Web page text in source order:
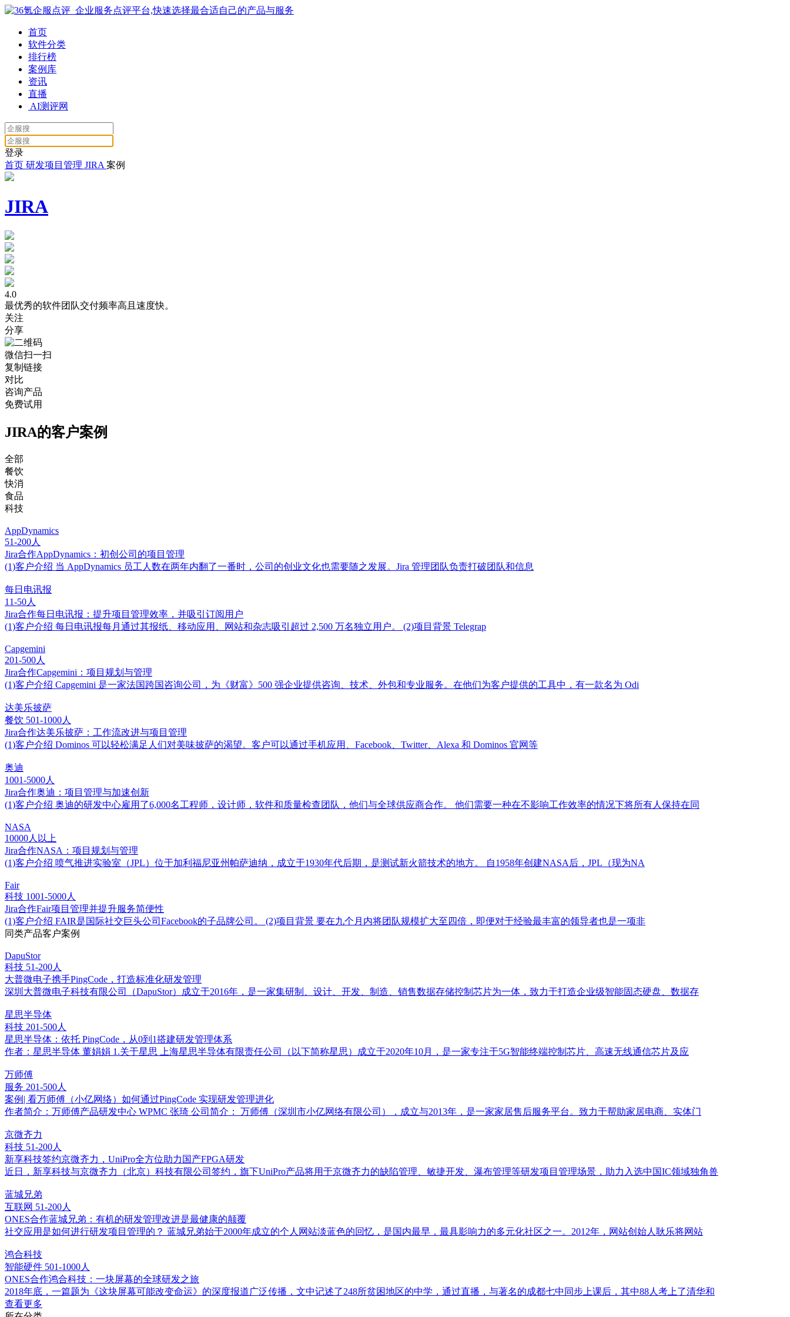
首页
软件分类
排行榜
案例库
资讯
直播
AI测评网
登录
首页 研发项目管理 JIRA 案例
JIRA
4.0
最优秀的软件团队交付频率高且速度快。
关注
分享
微信扫一扫
复制链接
对比
咨询产品
免费试用
JIRA的客户案例
全部
餐饮
快消
食品
科技
AppDynamics
51-200人
Jira合作AppDynamics：初创公司的项目管理
(1)客户介绍 当 AppDynamics 员工人数在两年内翻了一番时，公司的创业文化也需要随之发展。Jira 管理团队负责打破团队和信息
每日电讯报
11-50人
Jira合作每日电讯报：提升项目管理效率，并吸引订阅用户
(1)客户介绍 每日电讯报每月通过其报纸、移动应用、网站和杂志吸引超过 2,500 万名独立用户。 (2)项目背景 Telegrap
Capgemini
201-500人
Jira合作Capgemini：项目规划与管理
(1)客户介绍 Capgemini 是一家法国跨国咨询公司，为《财富》500 强企业提供咨询、技术、外包和专业服务。在他们为客户提供的工具中，有一款名为 Odi
达美乐披萨
餐饮 501-1000人
Jira合作达美乐披萨：工作流改进与项目管理
(1)客户介绍 Dominos 可以轻松满足人们对美味披萨的渴望。客户可以通过手机应用、Facebook、Twitter、Alexa 和 Dominos 官网等
奥迪
1001-5000人
Jira合作奥迪：项目管理与加速创新
(1)客户介绍 奥迪的研发中心雇用了6,000名工程师，设计师，软件和质量检查团队，他们与全球供应商合作。 他们需要一种在不影响工作效率的情况下将所有人保持在同
NASA
10000人以上
Jira合作NASA：项目规划与管理
(1)客户介绍 喷气推进实验室（JPL）位于加利福尼亚州帕萨迪纳，成立于1930年代后期，是测试新火箭技术的地方。 自1958年创建NASA后，JPL（现为NA
Fair
科技 1001-5000人
Jira合作Fair项目管理并提升服务简便性
(1)客户介绍 FAIR是国际社交巨头公司Facebook的子品牌公司。 (2)项目背景 要在九个月内将团队规模扩大至四倍，即便对于经验最丰富的领导者也是一项非
同类产品客户案例
DapuStor
科技 51-200人
大普微电子携手PingCode，打造标准化研发管理
深圳大普微电子科技有限公司（DapuStor）成立于2016年，是一家集研制、设计、开发、制造、销售数据存储控制芯片为一体，致力于打造企业级智能固态硬盘、数据存
星思半导体
科技 201-500人
星思半导体：依托 PingCode，从0到1搭建研发管理体系
作者：星思半导体 董娟娟 1.关于星思 上海星思半导体有限责任公司（以下简称星思）成立于2020年10月，是一家专注于5G智能终端控制芯片、高速无线通信芯片及应
万师傅
服务 201-500人
案例| 看万师傅（小亿网络）如何通过PingCode 实现研发管理进化
作者简介：万师傅产品研发中心 WPMC 张琦 公司简介： 万师傅（深圳市小亿网络有限公司），成立与2013年，是一家家居售后服务平台。致力于帮助家居电商、实体门
京微齐力
科技 51-200人
新享科技签约京微齐力，UniPro全方位助力国产FPGA研发
近日，新享科技与京微齐力（北京）科技有限公司签约，旗下UniPro产品将用于京微齐力的缺陷管理、敏捷开发、瀑布管理等研发项目管理场景，助力入选中国IC领域独角兽
蓝城兄弟
互联网 51-200人
ONES合作蓝城兄弟：有机的研发管理改进是最健康的颠覆
社交应用是如何进行研发项目管理的？ 蓝城兄弟始于2000年成立的个人网站淡蓝色的回忆，是国内最早，最具影响力的多元化社区之一。2012年，网站创始人耿乐将网站
鸿合科技
智能硬件 501-1000人
ONES合作鸿合科技：一块屏幕的全球研发之旅
2018年底，一篇题为《这块屏幕可能改变命运》的深度报道广泛传播，文中记述了248所贫困地区的中学，通过直播，与著名的成都七中同步上课后，其中88人考上了清华和
查看更多